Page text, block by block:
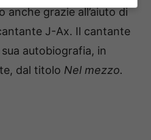
anche grazie all’aiuto di
J-Ax. Il cantante
autobiografia, in
dal titolo Nel mezzo.